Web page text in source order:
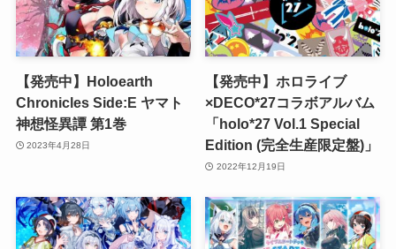
【発売中】Holoearth
Chronicles Side:E ヤマト
神想怪異譚 第1巻
2023年4月28日
【発売中】ホロライブ
×DECO*27コラボアルバム
「holo*27 Vol.1 Special
Edition (完全生産限定盤)」
2022年12月19日